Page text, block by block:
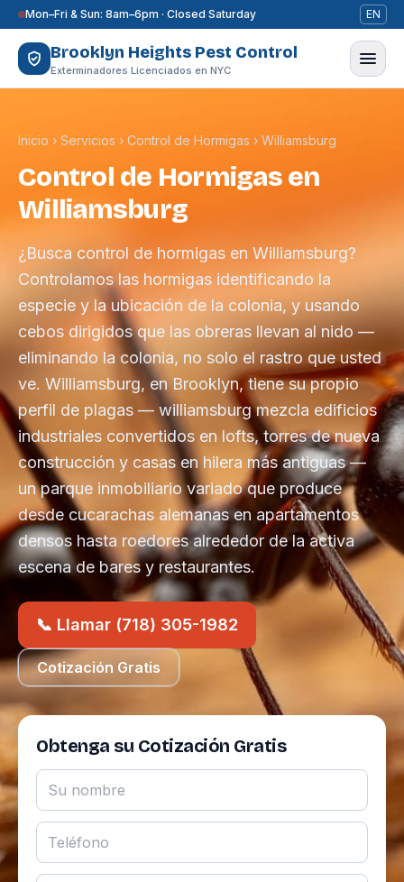
Saltar al contenido
Mon–Fri & Sun: 8am–6pm · Closed Saturday EN
Brooklyn Heights Pest Control
Exterminadores Licenciados en NYC
Inicio › Servicios › Control de Hormigas › Williamsburg
Control de Hormigas en
Williamsburg
¿Busca control de hormigas en Williamsburg?
Controlamos las hormigas identificando la
especie y la ubicación de la colonia, y usando
cebos dirigidos que las obreras llevan al nido —
eliminando la colonia, no solo el rastro que usted
ve. Williamsburg, en Brooklyn, tiene su propio
perfil de plagas — williamsburg mezcla edificios
industriales convertidos en lofts, torres de nueva
construcción y casas en hilera más antiguas —
un parque inmobiliario variado que produce
desde cucarachas alemanas en apartamentos
densos hasta roedores alrededor de la activa
escena de bares y restaurantes.
📞 Llamar (718) 305-1982
Cotización Gratis
Obtenga su Cotización Gratis